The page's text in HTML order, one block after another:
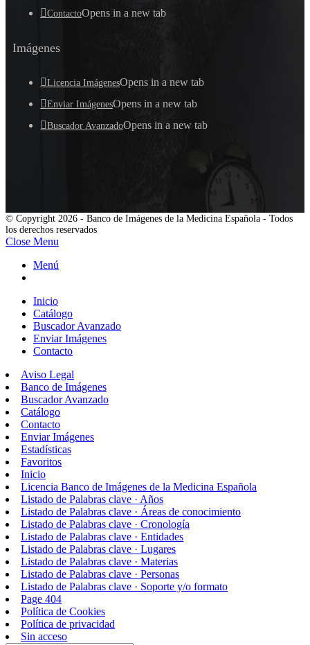
ContactoOpens in a new tab
Imágenes
Licencia ImágenesOpens in a new tab
Enviar ImágenesOpens in a new tab
Buscador AvanzadoOpens in a new tab
© Copyright 2026 - Banco de Imágenes de la Medicina Española - Todos
los derechos reservados
Close Menu
Menú
Inicio
Catálogo
Buscador Avanzado
Enviar Imágenes
Contacto
Aviso Legal
Banco de Imágenes
Buscador Avanzado
Catálogo
Contacto
Enviar Imágenes
Estadísticas
Favoritos
Inicio
Licencia Banco de Imágenes de la Medicina Española
Listado de Palabras clave · Años
Listado de Palabras clave · Áreas de conocimiento
Listado de Palabras clave · Cronología
Listado de Palabras clave · Entidades
Listado de Palabras clave · Lugares
Listado de Palabras clave · Materias
Listado de Palabras clave · Personas
Listado de Palabras clave · Soporte y/o formato
Page 404
Política de Cookies
Política de privacidad
Sin acceso